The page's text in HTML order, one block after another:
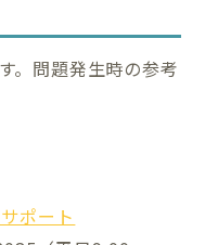
。問題発生時の参考
ポート